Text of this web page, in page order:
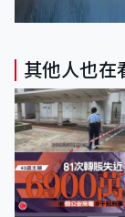
其他人也在